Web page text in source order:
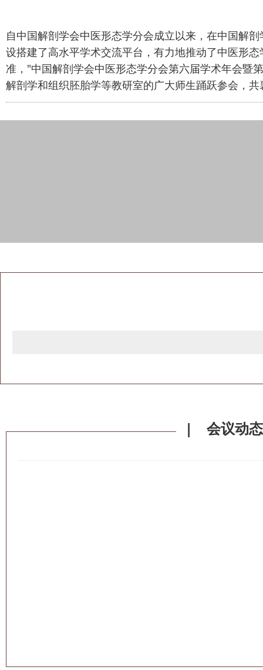
自中国解剖学会中医形态学分会成立以来，在中国解
设搭建了高水平学术交流平台，有力地推动了中医形
准，"中国解剖学会中医形态学分会第六届学术年会暨
解剖学和组织胚胎学等教研室的广大师生踊跃参会，共
| 会议动